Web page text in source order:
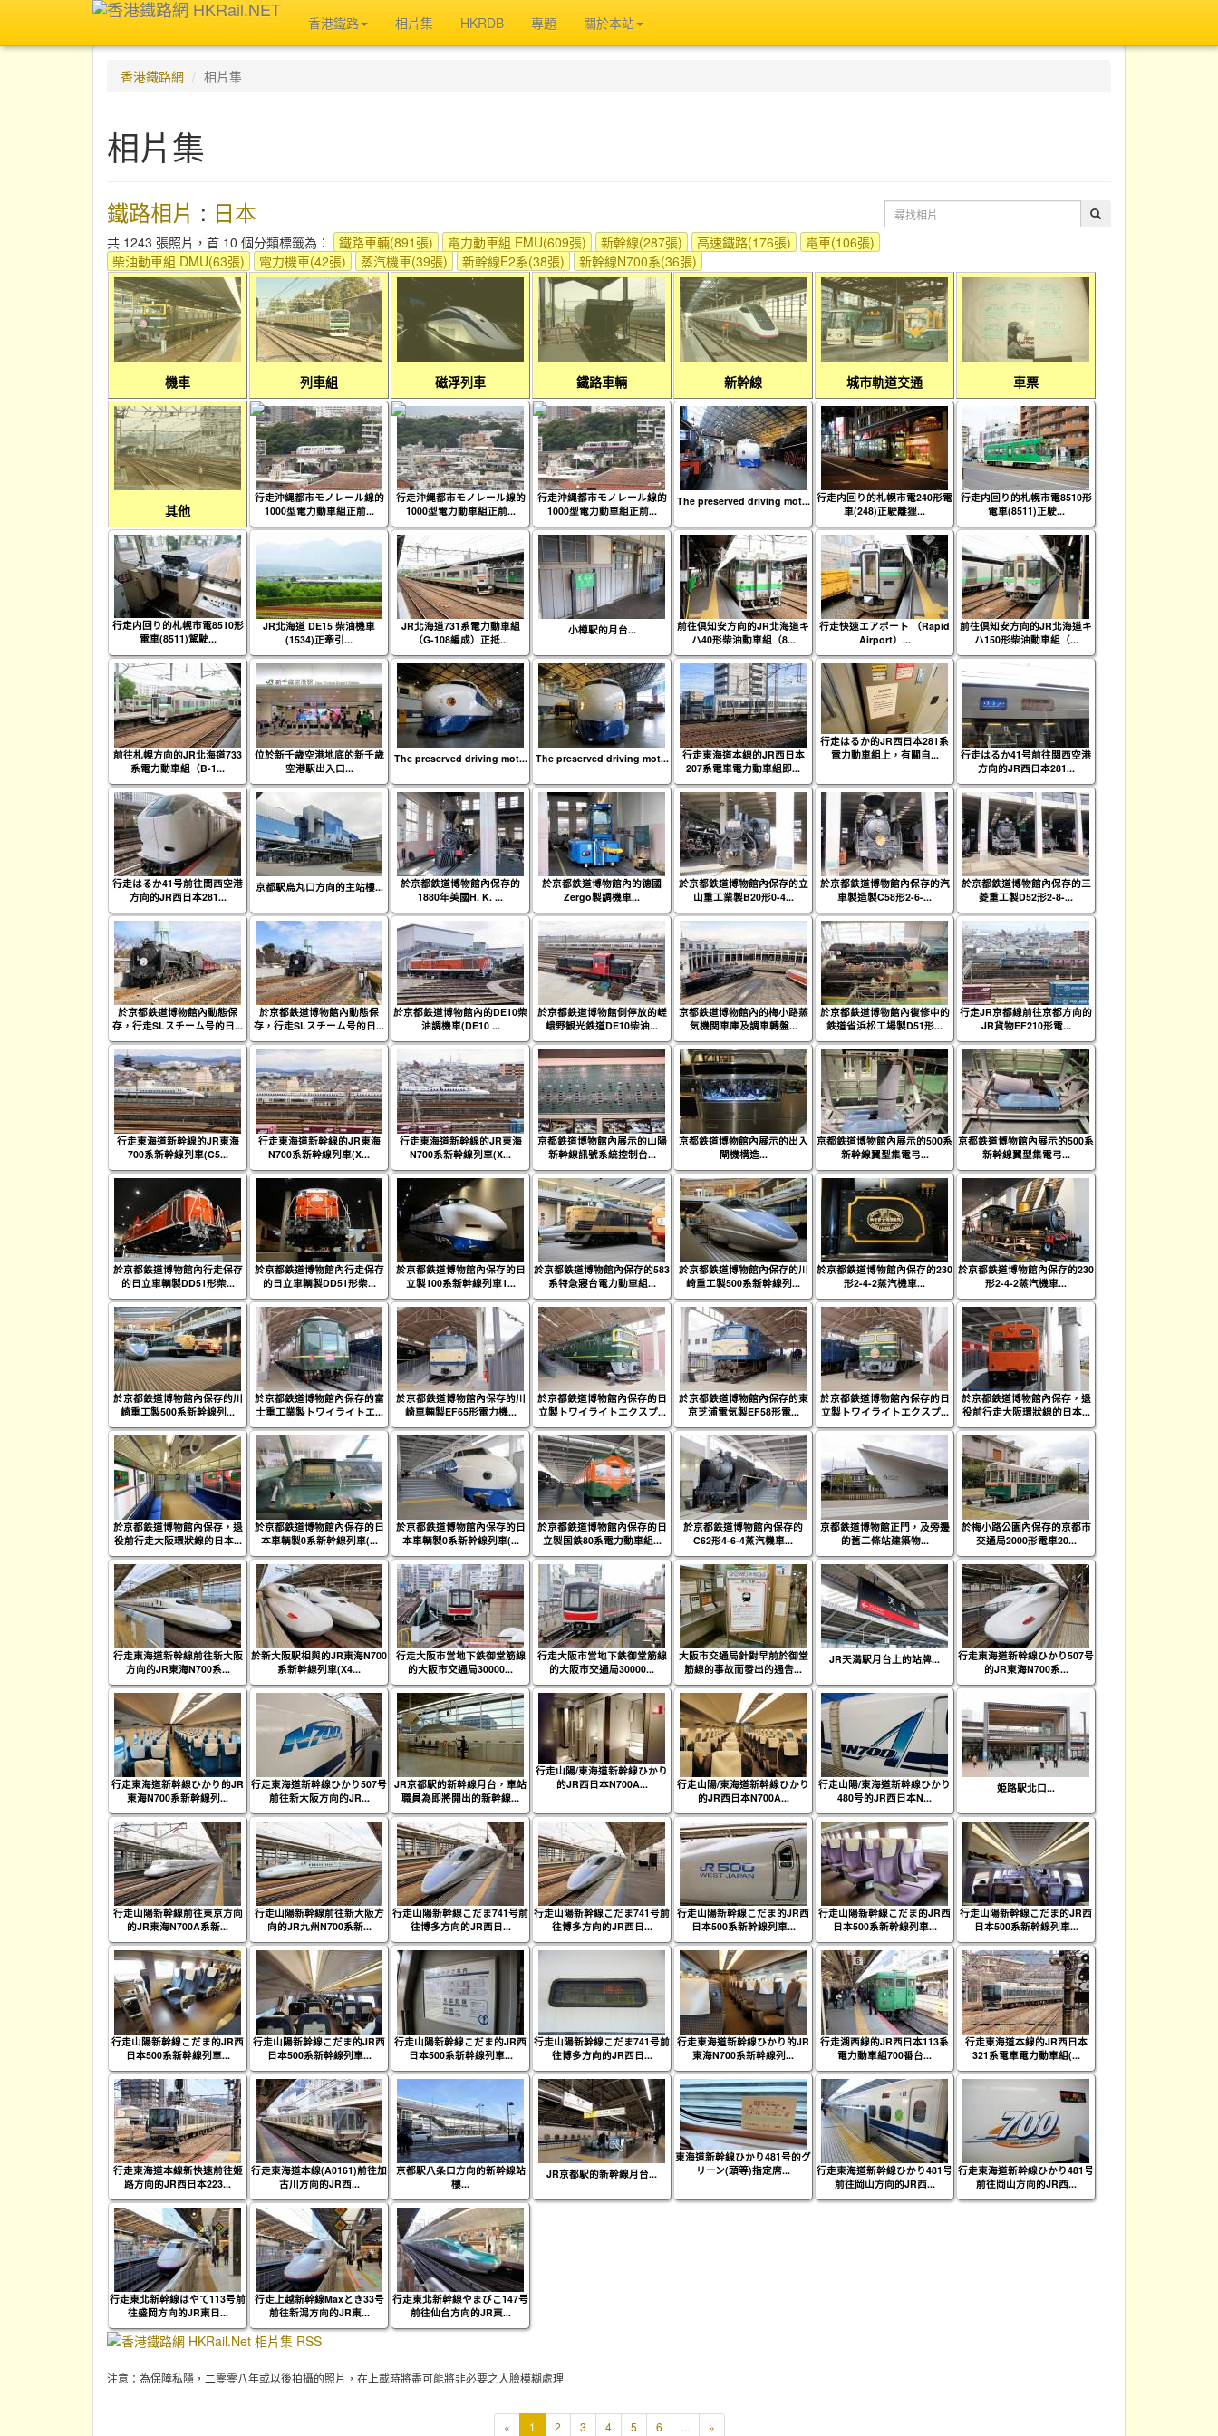
香港鐵路 相片集 HKRDB 專題 關於本站
香港鐵路網 相片集
相片集
鐵路相片 : 日本
共 1243 張照片，首 10 個分類標籤為： 鐵路車輛(891張) 電力動車組 EMU(609張) 新幹線(287張) 高速鐵路(176張)
電車(106張)
柴油動車組 DMU(63張)
電力機車(42張) 蒸汽機車(39張) 新幹線E2系(38張) 新幹線N700系(36張)
機車 列車組 磁浮列車 鐵路車輛 新幹線 城市軌道交通 車票
其他
行走沖縄都市モノレール線的
1000型電力動車組正前...
行走沖縄都市モノレール線的
1000型電力動車組正前...
行走沖縄都市モノレール線的
1000型電力動車組正前...
The preserved driving mot... 行走内回り的札幌市電240形電
車(248)正駛離狸...
行走内回り的札幌市電8510形
電車(8511)正駛...
行走内回り的札幌市電8510形
電車(8511)駕駛...
JR北海道 DE15 柴油機車
(1534)正牽引...
JR北海道731系電力動車組
（G-108編成）正抵...
小樽駅的月台...
前往倶知安方向的JR北海道キ
ハ40形柴油動車組（8...
行走快速エアポート （Rapid
Airport）...
前往倶知安方向的JR北海道キ
ハ150形柴油動車組（...
前往札幌方向的JR北海道733
系電力動車組（B-1...
位於新千歳空港地底的新千歳
空港駅出入口...
The preserved driving mot... The preserved driving mot...
行走東海道本線的JR西日本
207系電車電力動車組即...
行走はるか的JR西日本281系
電力動車組上，有關自...
行走はるか41号前往関西空港
方向的JR西日本281...
行走はるか41号前往関西空港
方向的JR西日本281...
京都駅烏丸口方向的主站樓...
於京都鉄道博物館內保存的
1880年美國H. K. ...
於京都鉄道博物館內的德國
Zergo製調機車...
於京都鉄道博物館內保存的立
山重工業製B20形0-4...
於京都鉄道博物館內保存的汽
車製造製C58形2-6-...
於京都鉄道博物館內保存的三
菱重工製D52形2-8-...
於京都鉄道博物館內動態保
存，行走SLスチーム号的日...
於京都鉄道博物館內動態保
存，行走SLスチーム号的日...
於京都鉄道博物館內的DE10柴
油調機車(DE10 ...
於京都鉄道博物館側停放的嵯
峨野観光鉄道DE10柴油...
京都鉄道博物館內的梅小路蒸
気機関車庫及調車轉盤...
於京都鉄道博物館內復修中的
鉄道省浜松工場製D51形...
行走JR京都線前往京都方向的
JR貨物EF210形電...
行走東海道新幹線的JR東海
700系新幹線列車(C5...
行走東海道新幹線的JR東海
N700系新幹線列車(X...
行走東海道新幹線的JR東海
N700系新幹線列車(X...
京都鉄道博物館內展示的山陽
新幹線訊號系統控制台...
京都鉄道博物館內展示的出入
閘機構造...
京都鉄道博物館內展示的500系
新幹線翼型集電弓...
京都鉄道博物館內展示的500系
新幹線翼型集電弓...
於京都鉄道博物館內行走保存
的日立車輌製DD51形柴...
於京都鉄道博物館內行走保存
的日立車輌製DD51形柴...
於京都鉄道博物館內保存的日
立製100系新幹線列車1...
於京都鉄道博物館內保存的583
系特急寢台電力動車組...
於京都鉄道博物館內保存的川
崎重工製500系新幹線列...
於京都鉄道博物館內保存的230
形2-4-2蒸汽機車...
於京都鉄道博物館內保存的230
形2-4-2蒸汽機車...
於京都鉄道博物館內保存的川
崎重工製500系新幹線列...
於京都鉄道博物館內保存的富
士重工業製トワイライトエ...
於京都鉄道博物館內保存的川
崎車輛製EF65形電力機...
於京都鉄道博物館內保存的日
立製トワイライトエクスプ...
於京都鉄道博物館內保存的東
京芝浦電気製EF58形電...
於京都鉄道博物館內保存的日
立製トワイライトエクスプ...
於京都鉄道博物館內保存，退
役前行走大阪環狀線的日本...
於京都鉄道博物館內保存，退
役前行走大阪環狀線的日本...
於京都鉄道博物館內保存的日
本車輌製0系新幹線列車(...
於京都鉄道博物館內保存的日
本車輌製0系新幹線列車(...
於京都鉄道博物館內保存的日
立製国鉄80系電力動車組...
於京都鉄道博物館內保存的
C62形4-6-4蒸汽機車...
京都鉄道博物館正門，及旁邊
的舊二條站建築物...
於梅小路公園內保存的京都市
交通局2000形電車20...
行走東海道新幹線前往新大阪
方向的JR東海N700系...
於新大阪駅相與的JR東海N700
系新幹線列車(X4...
行走大阪市営地下鉄御堂筋線
的大阪市交通局30000...
行走大阪市営地下鉄御堂筋線
的大阪市交通局30000...
大阪市交通局針對早前於御堂
筋線的事故而發出的通告...
JR天満駅月台上的站牌...
行走東海道新幹線ひかり507号
的JR東海N700系...
行走東海道新幹線ひかり的JR
東海N700系新幹線列...
行走東海道新幹線ひかり507号
前往新大阪方向的JR...
JR京都駅的新幹線月台，車站
職員為即將開出的新幹線...
行走山陽/東海道新幹線ひかり
的JR西日本N700A...
行走山陽/東海道新幹線ひかり
的JR西日本N700A...
行走山陽/東海道新幹線ひかり
480号的JR西日本N...
姫路駅北口...
行走山陽新幹線前往東京方向
的JR東海N700A系新...
行走山陽新幹線前往新大阪方
向的JR九州N700系新...
行走山陽新幹線こだま741号前
往博多方向的JR西日...
行走山陽新幹線こだま741号前
往博多方向的JR西日...
行走山陽新幹線こだま的JR西
日本500系新幹線列車...
行走山陽新幹線こだま的JR西
日本500系新幹線列車...
行走山陽新幹線こだま的JR西
日本500系新幹線列車...
行走山陽新幹線こだま的JR西
日本500系新幹線列車...
行走山陽新幹線こだま的JR西
日本500系新幹線列車...
行走山陽新幹線こだま的JR西
日本500系新幹線列車...
行走山陽新幹線こだま741号前
往博多方向的JR西日...
行走東海道新幹線ひかり的JR
東海N700系新幹線列...
行走湖西線的JR西日本113系
電力動車組700番台...
行走東海道本線的JR西日本
321系電車電力動車組(...
行走東海道本線新快速前往姬
路方向的JR西日本223...
行走東海道本線(A0161)前往加
古川方向的JR西...
京都駅八条口方向的新幹線站
樓...
JR京都駅的新幹線月台...
東海道新幹線ひかり481号的グ
リーン(頭等)指定席...
行走東海道新幹線ひかり481号
前往岡山方向的JR西...
行走東海道新幹線ひかり481号
前往岡山方向的JR西...
行走東北新幹線はやて113号前
往盛岡方向的JR東日...
行走上越新幹線Maxとき33号
前往新潟方向的JR東...
行走東北新幹線やまびこ147号
前往仙台方向的JR東...
注意：為保障私隱，二零零八年或以後拍攝的照片，在上載時將盡可能將非必要之人臉模糊處理
« 1 2 3 4 5 6 ... »